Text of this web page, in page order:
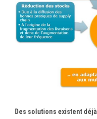
Des solutions existent